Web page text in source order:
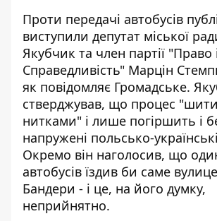
Проти передачі автобусів
виступили депутат міської
Якубчик та член партії "Право
Справедливість" Марцін
як повідомляє Громадське.
стверджував, що процес
нитками" і лише погіршить і
напружені польсько-
Окремо він наголосив, що
автобусів їздив би саме
Бандери - і це, на його думку,
неприйнятно.